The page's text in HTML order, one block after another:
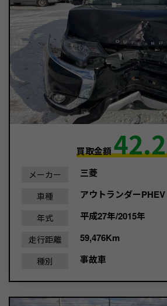
買取金額42.2
メーカー 三菱
車種 アウトランダーPHEV
年式 平成27年/2015年
走行距離 59,476Km
種別 事故車